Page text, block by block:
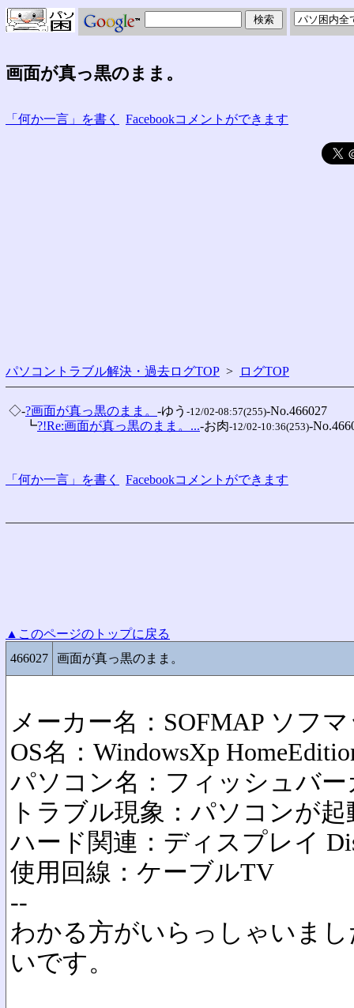
画面が真っ黒のまま。
「何か一言」を書く Facebookコメントができます
パソコントラブル解決・過去ログTOP > ログTOP
◇-?画面が真っ黒のまま。 -ゆう -12/02-08:57(255)-No.466027
┗?!Re:画面が真っ黒のまま。...-お肉-12/02-10:36(253)-
「何か一言」を書く Facebookコメントができます
▲このページのトップに戻る
466027
画面が真っ黒のまま。
メーカー名：SOFMAP ソフ
OS名：WindowsXp
パソコン名：フィッシュバ
トラブル現象：パソコンが
ハード関連：ディスプレイ
使用回線：ケーブルTV
--
わかる方がいらっしゃいま
いです。